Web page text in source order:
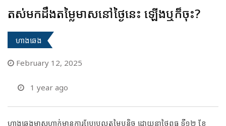
តស់មកដឹងតម្លៃមាសនៅថ្ងៃនេះ ឡើងឬក៏ចុះ?
ហាងឆេង
February 12, 2025
1 year ago
ហាងឆេងមាសហាក់មានការប្រែប្រួលតម្លៃបន្តិច ដោយនាថ្ងៃពុធ ទី១២ ខែ